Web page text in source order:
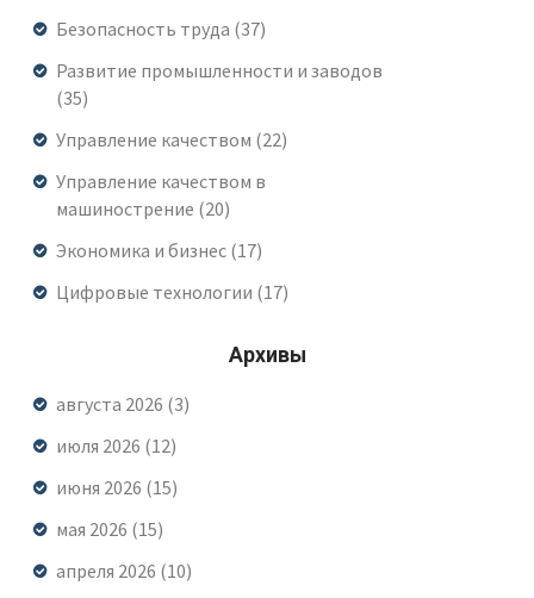
Безопасность труда (37)
Развитие промышленности и заводов
(35)
Управление качеством (22)
Управление качеством в
машинострение (20)
Экономика и бизнес (17)
Цифровые технологии (17)
Архивы
августа 2026 (3)
июля 2026 (12)
июня 2026 (15)
мая 2026 (15)
апреля 2026 (10)